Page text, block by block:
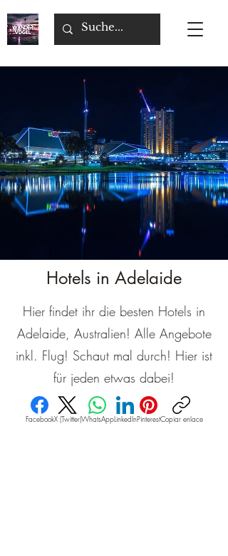
Hotels in Adelaide
Hier findet ihr die besten Hotels in
Adelaide, Australien! Alle Angebote
inkl. Flug! Schaut mal durch! Hier ist
für jeden etwas dabei!
FacebookX (Twitter)WhatsAppLinkedInPinterestCopiar enlace